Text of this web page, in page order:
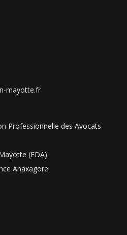
mayotte.fr
Professionnelle des Avocats
(EDA)
Anaxagore